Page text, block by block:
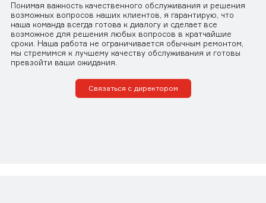
Понимая важность качественного обслуживания и решения
возможных вопросов наших клиентов, я гарантирую, что
наша команда всегда готова к диалогу и сделает все
возможное для решения любых вопросов в кратчайшие
сроки. Наша работа не ограничивается обычным ремонтом,
мы стремимся к лучшему качеству обслуживания и готовы
превзойти ваши ожидания.
Связаться с директором